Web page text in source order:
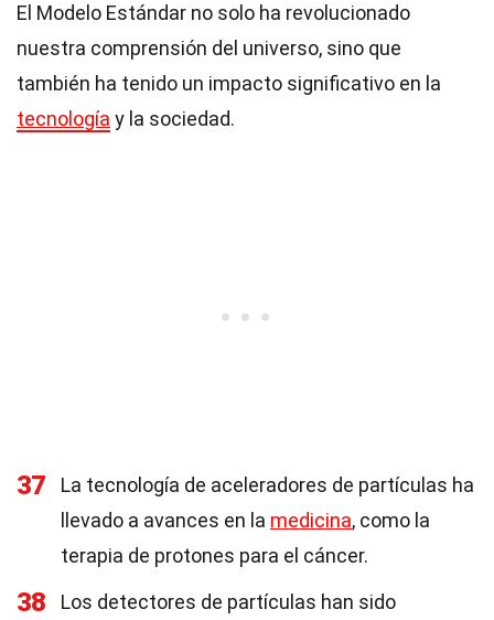
El Modelo Estándar no solo ha revolucionado
nuestra comprensión del universo, sino que
también ha tenido un impacto significativo en la
tecnología y la sociedad.
37
La tecnología de aceleradores de partículas ha
llevado a avances en la medicina, como la
terapia de protones para el cáncer.
38
Los detectores de partículas han sido